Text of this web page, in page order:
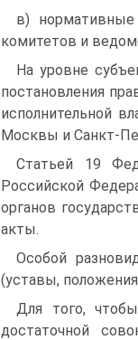
в) нормативные
комитетов и
На уровне
постановления
исполнительной
Москвы и Санкт-
Статьей 19
Российской
органов
акты.
Особой
(уставы,
Для того,
достаточной